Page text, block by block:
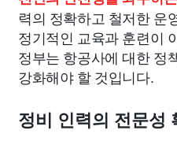
력의 정확하고 철저한 운
정기적인 교육과 훈련이
정부는 항공사에 대한 정
강화해야 할 것입니다.
정비 인력의 전문성